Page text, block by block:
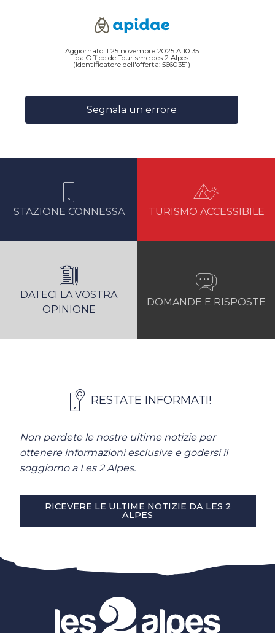
Aggiornato il 25 novembre 2025 A 10:35
da Office de Tourisme des 2 Alpes
(Identificatore dell'offerta: 5660351)
Segnala un errore
STAZIONE CONNESSA TURISMO ACCESSIBILE
DATECI LA VOSTRA
OPINIONE
DOMANDE E RISPOSTE
RESTATE INFORMATI!
Non perdete le nostre ultime notizie per
ottenere informazioni esclusive e godersi il
soggiorno a Les 2 Alpes.
RICEVERE LE ULTIME NOTIZIE DA LES 2
ALPES